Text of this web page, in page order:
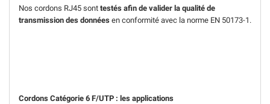
Nos cordons RJ45 sont testés afin de valider la qualité de
transmission des données en conformité avec la norme EN 50173-1.
Cordons Catégorie 6 F/UTP : les applications